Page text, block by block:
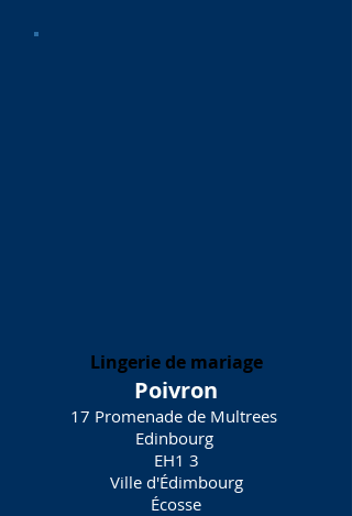
Lingerie de mariage
Poivron
17 Promenade de Multrees
Edinbourg
EH1 3
Ville d'Édimbourg
Écosse